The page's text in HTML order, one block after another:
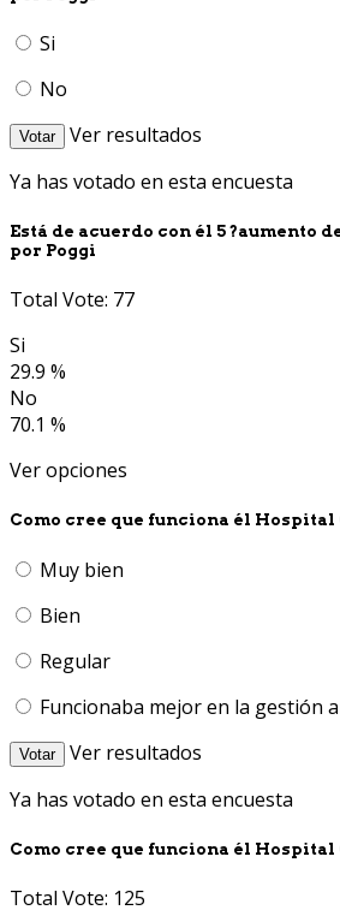
Si
No
Votar
Ver resultados
Ya has votado en esta encuesta
Está de acuerdo con él 5 ?aumento
por Poggi
Total Vote: 77
Si
29.9 %
No
70.1 %
Ver opciones
Como cree que funciona él
Muy bien
Bien
Regular
Funcionaba mejor en la gestión
Votar
Ver resultados
Ya has votado en esta encuesta
Como cree que funciona él
Total Vote: 125